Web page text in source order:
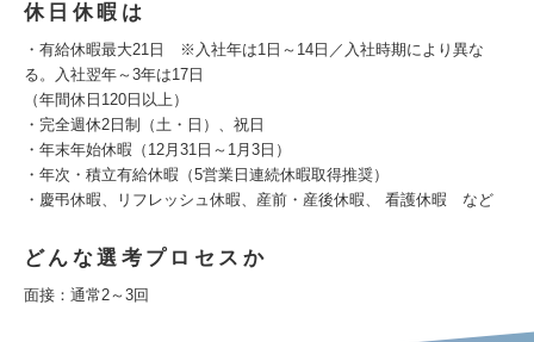
休日休暇は
・有給休暇最大21日 ※入社年は1日～14日／入社時期により異な
る。入社翌年～3年は17日
（年間休日120日以上）
・完全週休2日制（土・日）、祝日
・年末年始休暇（12月31日～1月3日）
・年次・積立有給休暇（5営業日連続休暇取得推奨）
・慶弔休暇、リフレッシュ休暇、産前・産後休暇、 看護休暇 など
どんな選考プロセスか
面接：通常2～3回